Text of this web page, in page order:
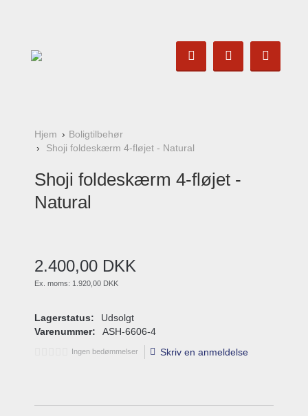
Hjem
Boligtilbehør
Shoji foldeskærm 4-fløjet - Natural
Shoji foldeskærm 4-fløjet -
Natural
2.400,00 DKK
Ex. moms: 1.920,00 DKK
Lagerstatus:
Udsolgt
Varenummer:
ASH-6606-4
Ingen bedømmelser Skriv en anmeldelse